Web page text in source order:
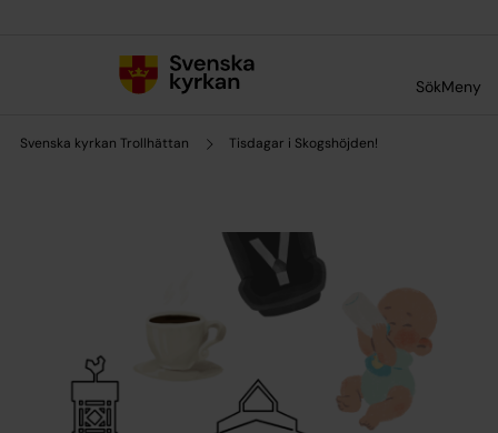
SökMeny
Svenska kyrkan Trollhättan Tisdagar i Skogshöjden!